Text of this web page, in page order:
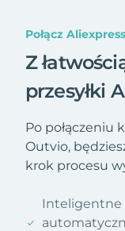
Połącz
Z
przesyłki
Po połączeniu
Outvio,
krok procesu
Inteligentne